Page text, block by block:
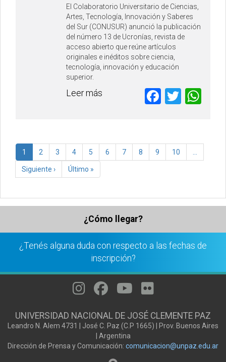
El Colaboratorio Universitario de Ciencias,
Artes, Tecnología, Innovación y Saberes
del Sur (CONUSUR) anunció la publicación
del número 13 de Ucronías, revista de
acceso abierto que reúne artículos
originales e inéditos sobre ciencia,
tecnología, innovación y educación
superior.
Leer más
Paginación
Página
actual
1 Página
2 Página
3 Página
4 Página
5 Página
6 Página
7 Página
8 Página
9 Página
10 …
Siguiente
página
Siguiente ›
Última
página
Último »
¿Cómo llegar?
¿Tenés alguna duda con respecto a las fechas de
inscripción?
UNIVERSIDAD NACIONAL DE JOSÉ CLEMENTE PAZ
Leandro N. Alem 4731 | José C. Paz (C.P 1665) | Prov. Buenos Aires
| Argentina
Dirección de Prensa y Comunicación: comunicacion@unpaz.edu.ar